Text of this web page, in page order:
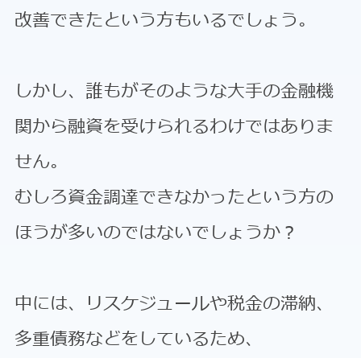
改善できたという方もいるでしょう。
しかし、誰もがそのような大手の金融機
関から融資を受けられるわけではありま
せん。
むしろ資金調達できなかったという方の
ほうが多いのではないでしょうか？
中には、リスケジュールや税金の滞納、
多重債務などをしているため、